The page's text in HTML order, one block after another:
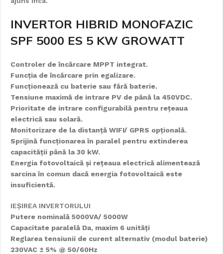
INVERTOR HIBRID MONOFAZIC
SPF 5000 ES 5 KW GROWATT
Controler de încărcare MPPT integrat.
Funcția de încărcare prin egalizare.
Funcționează cu baterie sau fără baterie.
Tensiune maximă de intrare PV de până la 450VDC.
Prioritate de intrare configurabilă pentru rețeaua
electrică sau solară.
Monitorizare de la distanță WIFI/ GPRS opțională.
Sprijină funcționarea în paralel pentru extinderea
capacității până la 30 kW.
Energia fotovoltaică și rețeaua electrică alimentează
sarcina în comun dacă energia fotovoltaică este
insuficientă.
IEȘIREA INVERTORULUI
Putere nominală 5000VA/ 5000W
Capacitate paralelă Da, maxim 6 unități
Reglarea tensiunii de curent alternativ (modul baterie)
230VAC ± 5% @ 50/60Hz